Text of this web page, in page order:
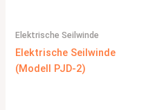
Elektrische Seilwinde
Elektrische Seilwinde
(Modell PJD-2)